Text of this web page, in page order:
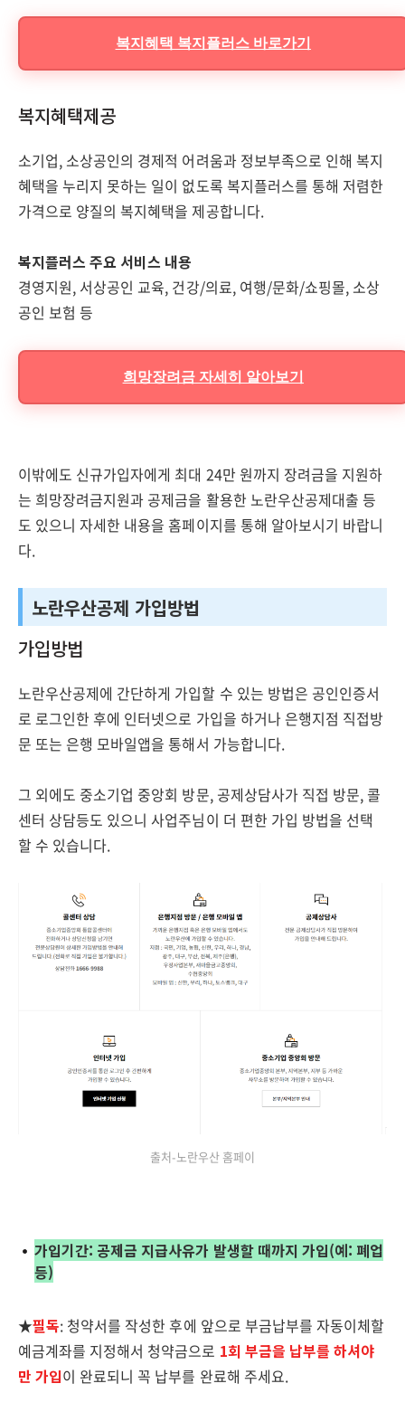
복지혜택 복지플러스 바로가기
복지혜택제공
소기업, 소상공인의 경제적 어려움과 정보부족으로 인해 복지
혜택을 누리지 못하는 일이 없도록 복지플러스를 통해 저렴한
가격으로 양질의 복지혜택을 제공합니다.
복지플러스 주요 서비스 내용
경영지원, 서상공인 교육, 건강/의료, 여행/문화/쇼핑몰, 소상
공인 보험 등
희망장려금 자세히 알아보기
이밖에도 신규가입자에게 최대 24만 원까지 장려금을 지원하
는 희망장려금지원과 공제금을 활용한 노란우산공제대출 등
도 있으니 자세한 내용을 홈페이지를 통해 알아보시기 바랍니
다.
노란우산공제 가입방법
가입방법
노란우산공제에 간단하게 가입할 수 있는 방법은 공인인증서
로 로그인한 후에 인터넷으로 가입을 하거나 은행지점 직접방
문 또는 은행 모바일앱을 통해서 가능합니다.
그 외에도 중소기업 중앙회 방문, 공제상담사가 직접 방문, 콜
센터 상담등도 있으니 사업주님이 더 편한 가입 방법을 선택
할 수 있습니다.
출처-노란우산 홈페이
가입기간: 공제금 지급사유가 발생할 때까지 가입(예: 폐업
등)
★필독: 청약서를 작성한 후에 앞으로 부금납부를 자동이체할
예금계좌를 지정해서 청약금으로 1회 부금을 납부를 하셔야
만 가입이 완료되니 꼭 납부를 완료해 주세요.